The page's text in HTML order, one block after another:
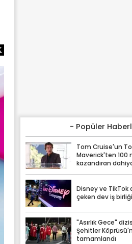
- Popüler
Tom Cruise'un
Maverick'ten 100
kazandıran
Disney ve TikTok
çeken dev iş birliği
"Asırlık Gece"
Şehitler
tamamlandı